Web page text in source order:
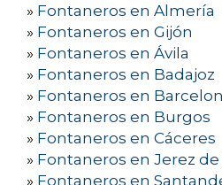
» Fontaneros en Almería
» Fontaneros en Gijón
» Fontaneros en Ávila
» Fontaneros en Badajoz
» Fontaneros en
» Fontaneros en Burgos
» Fontaneros en Cáceres
» Fontaneros en Jerez
» Fontaneros en